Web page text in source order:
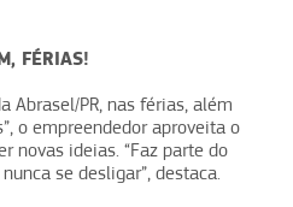
FÉRIAS!
Abrasel/PR, nas férias, além
o empreendedor aproveita o
novas ideias. “Faz parte do
se desligar”, destaca.